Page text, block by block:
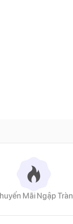
Mãi Ngập Tràn